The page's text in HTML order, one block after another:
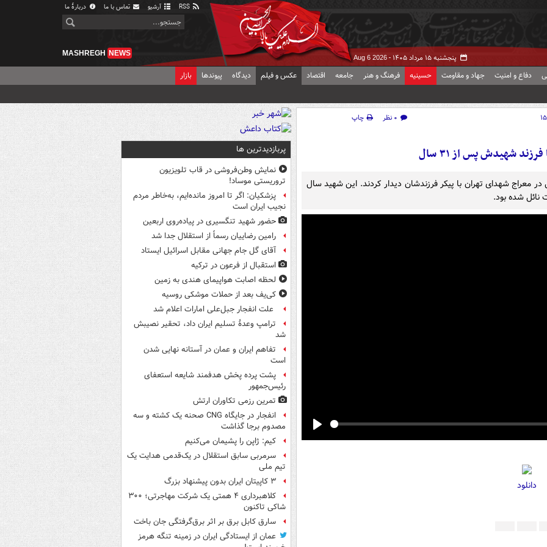
آرشیو تماس با ما دربارهٔ ما
پنجشنبه ۱۵ مرداد ۱۴۰۵ - Aug 6 2026
MASHREGH NEWS
دفاع و امنیت جهاد و مقاومت حسینیه فرهنگ و هنر جامعه اقتصاد عکس و فیلم دیدگاه پیوندها بازار
۰ نظر
چاپ
شهیدش پس از ۳۱ سال
شهید امرالله معروف وند صبح امروز پس از ۳۱ سال در معراج شهدای تهران با پیکر فرزندشان دیدار کردند. این شهید سال
دانلود
پربازدیدترین ها
نمایش وطن‌فروشی در قاب تلویزیون
تروریستی موساد!
پزشکیان: اگر تا امروز مانده‌ایم، به‌خاطر مردم
نجیب ایران است
حضور شهید تنگسیری در پیاده‌روی اربعین
رامین رضاییان رسماً از استقلال جدا شد
آقای گل جام جهانی مقابل اسرائیل ایستاد
استقبال از فرعون در ترکیه
لحظه اصابت هواپیمای هندی به زمین
کی‌یف بعد از حملات موشکی روسیه
علت انفجار جبل‌علی امارات اعلام شد
ترامپ وعدۀ تسلیم ایران داد، تحقیر نصیبش
شد
تفاهم ایران و عمان در آستانه نهایی شدن
است
پشت پرده پخش هدفمند شایعه استعفای
رئیس‌جمهور
تمرین رزمی تکاوران ارتش
انفجار در جایگاه CNG صحنه یک کشته و سه
مصدوم برجا گذاشت
کیم: ژاپن را پشیمان می‌کنیم
سرمربی سابق استقلال در یک‌قدمی هدایت یک
تیم ملی
۳ کاپیتان ایران بدون پیشنهاد بزرگ
کلاهبرداری ۴ همتی یک شرکت مهاجرتی؛ ۳۰۰
شاکی تاکنون
سارق کابل برق بر اثر برق‌گرفتگی جان باخت
عمان از ایستادگی ایران در زمینه تنگه هرمز